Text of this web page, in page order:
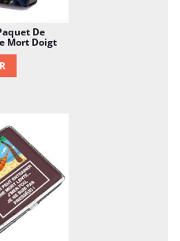
De
Mort Doigt